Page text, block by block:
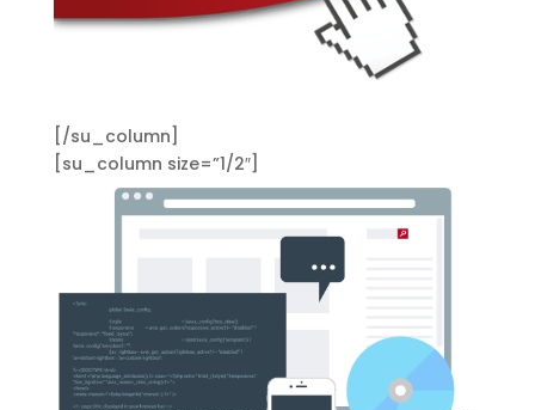
[/su_column]
[su_column size=”1/2″]